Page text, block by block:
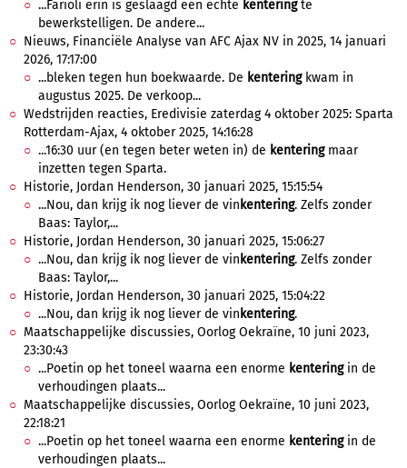
...Farioli erin is geslaagd een echte kenteringte
bewerkstelligen. De andere...
Nieuws, Financiële Analyse van AFC Ajax NV in 2025, 14 januari
2026, 17:17:00
...bleken tegen hun boekwaarde. De kenteringkwam in
augustus 2025. De verkoop...
Wedstrijden reacties, Eredivisie zaterdag 4 oktober 2025: Sparta
Rotterdam-Ajax, 4 oktober 2025, 14:16:28
...16:30 uur (en tegen beter weten in) de kenteringmaar
inzetten tegen Sparta.
Historie, Jordan Henderson, 30 januari 2025, 15:15:54
...Nou, dan krijg ik nog liever de vin kentering. Zelfs zonder
Baas: Taylor,...
Historie, Jordan Henderson, 30 januari 2025, 15:06:27
...Nou, dan krijg ik nog liever de vin kentering. Zelfs zonder
Baas: Taylor,...
Historie, Jordan Henderson, 30 januari 2025, 15:04:22
...Nou, dan krijg ik nog liever de vin kentering.
Maatschappelijke discussies, Oorlog Oekraïne, 10 juni 2023,
23:30:43
...Poetin op het toneel waarna een enorme kenteringin de
verhoudingen plaats...
Maatschappelijke discussies, Oorlog Oekraïne, 10 juni 2023,
22:18:21
...Poetin op het toneel waarna een enorme kenteringin de
verhoudingen plaats...